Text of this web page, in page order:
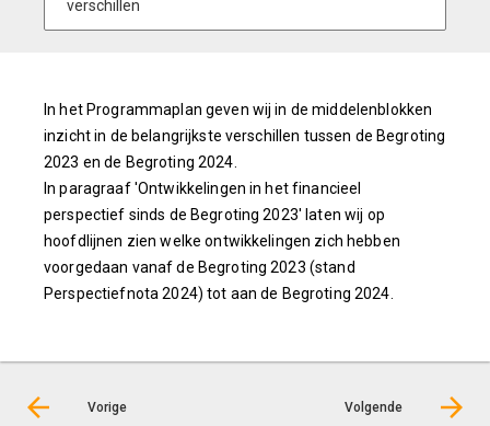
In het Programmaplan geven wij in de middelenblokken
inzicht in de belangrijkste verschillen tussen de Begroting
2023 en de Begroting 2024.
In paragraaf 'Ontwikkelingen in het financieel
perspectief sinds de Begroting 2023' laten wij op
hoofdlijnen zien welke ontwikkelingen zich hebben
voorgedaan vanaf de Begroting 2023 (stand
Perspectiefnota 2024) tot aan de Begroting 2024.
Vorige Volgende